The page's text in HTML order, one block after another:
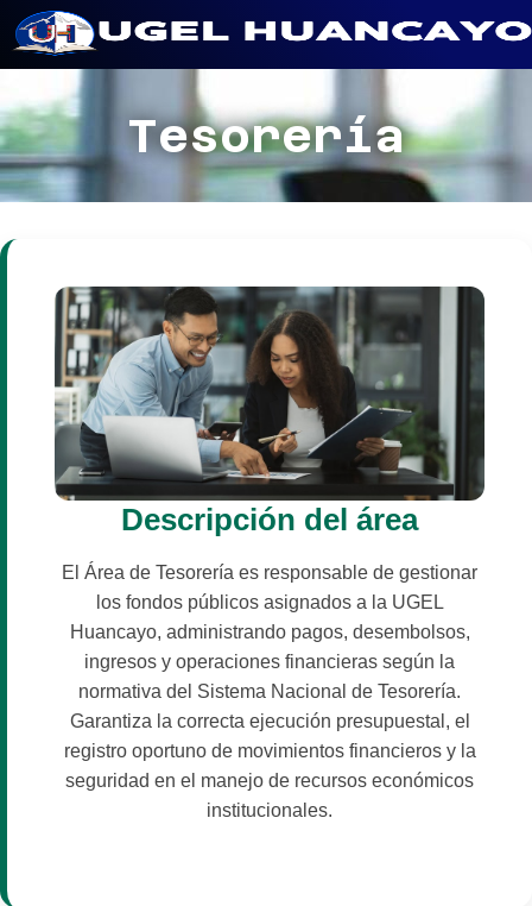
contenido
Tesorería
Descripción del área
El Área de Tesorería es responsable de gestionar
los fondos públicos asignados a la UGEL
Huancayo, administrando pagos, desembolsos,
ingresos y operaciones financieras según la
normativa del Sistema Nacional de Tesorería.
Garantiza la correcta ejecución presupuestal, el
registro oportuno de movimientos financieros y la
seguridad en el manejo de recursos económicos
institucionales.